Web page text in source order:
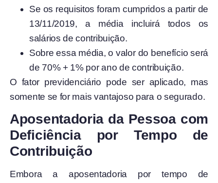
Se os requisitos foram cumpridos a partir de
13/11/2019, a média incluirá todos os
salários de contribuição.
Sobre essa média, o valor do benefício será
de 70% + 1% por ano de contribuição.
O fator previdenciário pode ser aplicado, mas
somente se for mais vantajoso para o segurado.
Aposentadoria da Pessoa com
Deficiência por Tempo de
Contribuição
Embora a aposentadoria por tempo de